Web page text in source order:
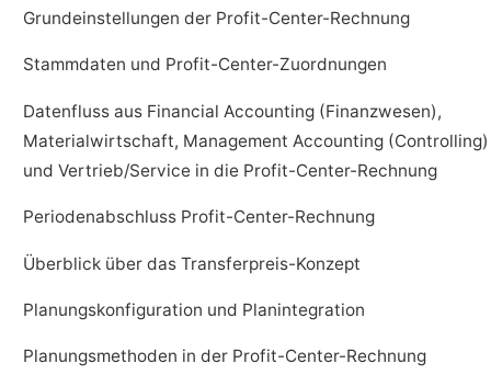
Grundeinstellungen der Profit-Center-Rechnung
Stammdaten und Profit-Center-Zuordnungen
Datenfluss aus Financial Accounting (Finanzwesen),
Materialwirtschaft, Management Accounting (Controlling)
und Vertrieb/Service in die Profit-Center-Rechnung
Periodenabschluss Profit-Center-Rechnung
Überblick über das Transferpreis-Konzept
Planungskonfiguration und Planintegration
Planungsmethoden in der Profit-Center-Rechnung